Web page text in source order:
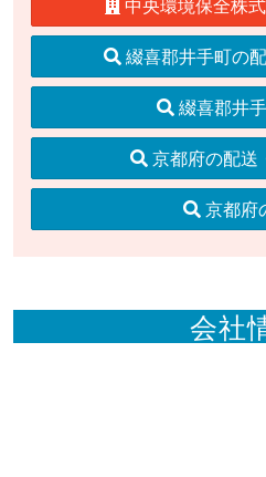
中央環境保全株
綴喜郡井手町の
綴喜郡井
京都府の配送
京都府
会社